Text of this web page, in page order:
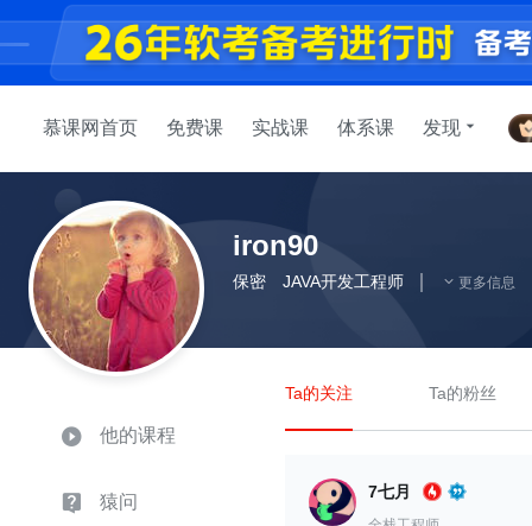
慕课网首页 免费课 实战课 体系课 发现
iron90
保密 JAVA开发工程师 更多信息
他的课程
猿问
Ta的关注 Ta的粉丝
7七月